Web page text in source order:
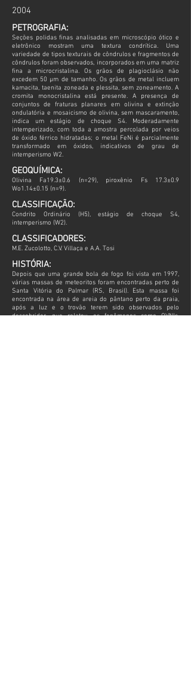
2004
PETROGRAFIA:
Seções polidas finas analisadas em microscópio ótico e
eletrônico mostram uma textura condrítica. Uma
variedade de tipos texturais de côndrulos e fragmentos de
côndrulos foram observados, incorporados em uma matriz
fina a microcristalina. Os grãos de plagioclásio não
excedem 50 μm de tamanho. Os grãos de metal incluem
kamacita, taenita zoneada e plessita, sem zoneamento. A
cromita monocristalina está presente. A presença de
conjuntos de fraturas planares em olivina e extinção
ondulatória e mosaicismo de olivina, sem mascaramento,
indica um estágio de choque S4. Moderadamente
intemperizado, com toda a amostra percolada por veios
de óxido férrico hidratadas; o metal FeNi é parcialmente
transformado em óxidos, indicativos de grau de
intemperismo W2.
GEOQUÍMICA:
Olivina Fa19.3±0.6 (n=29), piroxênio Fs 17.3±0.9
Wo1.14±0.15 (n=9).
CLASSIFICAÇÃO:
Condrito Ordinário (H5), estágio de choque S4,
intemperismo (W2).
CLASSIFICADORES:
M.E. Zucolotto, C.V. Villaça e A.A. Tosi
HISTÓRIA:
Depois que uma grande bola de fogo foi vista em 1997,
várias massas de meteoritos foram encontradas perto de
Santa Vitória do Palmar (RS, Brasil). Esta massa foi
encontrada na área de areia do pântano perto da praia,
após a luz e o trovão terem sido observados pelo
descobridor, que relatou os fenômenos como OVNIs.